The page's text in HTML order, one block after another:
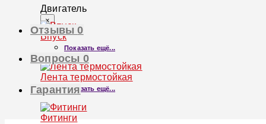
Двигатель
×
Впуск
Показать ещё...
Лента термостойкая
Показать ещё...
Фитинги
Отзывы0
Вопросы 0
Гарантия